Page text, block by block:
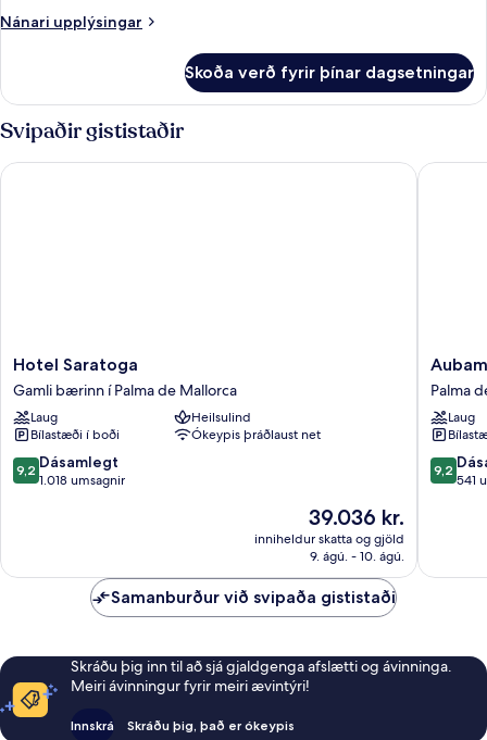
tvíbreitt
Nánari upplýsingar
Nánari
herbergi
einn,
rúm
Skoða verð fyrir þínar dagsetningar
Svipaðir gististaðir
Hotel
Saratoga
Gamli
bærinn
Palma
de
Hotel Saratoga
Gamli bærinn í Palma de Mallorca
Laug
Heilsulind
Bílastæði í boði
Ókeypis þráðlaust net
9.2
af
9,2 Dásamlegt
1.018 umsagnir
Verðið
er
39.036 kr.
39.036 kr.
inniheldur skatta og gjöld
9. ágú. - 10. ágú.
Hotel Saratoga
Palma
Resort
Palma
de
Mallorca
Palma
Laug
9.2
af
9,2
541
Samanburður við svipaða gististaði
Skráðu þig inn til að sjá gjaldgenga afslætti og ávinninga.
Meiri ávinningur fyrir meiri ævintýri!
Innskrá Skráðu þig, það er ókeypis